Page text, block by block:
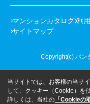
マンションカタログ 利
サイトマップ
Copyright(c) バン
当サイトでは、お客様の当サ
して、クッキー（Cookie）を
詳しくは、当社の 「Cookieの